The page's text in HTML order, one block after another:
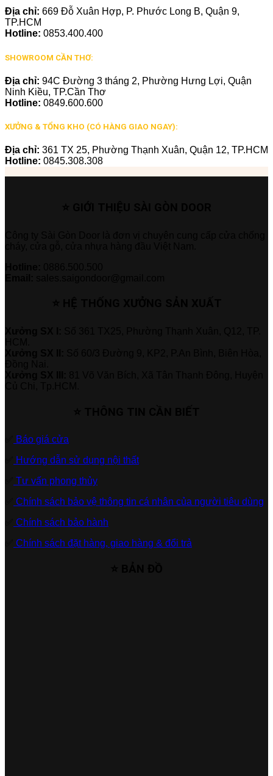
Địa chỉ: 669 Đỗ Xuân Hợp, P. Phước Long B, Quận 9,
TP.HCM
Hotline: 0853.400.400
SHOWROOM CẦN THƠ:
Địa chỉ: 94C Đường 3 tháng 2, Phường Hưng Lợi, Quận
Ninh Kiều, TP.Cần Thơ
Hotline: 0849.600.600
XƯỞNG & TỔNG KHO (CÓ HÀNG GIAO NGAY):
Địa chỉ: 361 TX 25, Phường Thạnh Xuân, Quận 12, TP.HCM
Hotline: 0845.308.308
Báo giá cửa
Hướng dẫn sử dụng nội thất
Tư vấn phong thủy
Chính sách bảo vệ thông tin cá nhân của người tiêu dùng
Chính sách bảo hành
Chính sách đặt hàng, giao hàng & đổi trả